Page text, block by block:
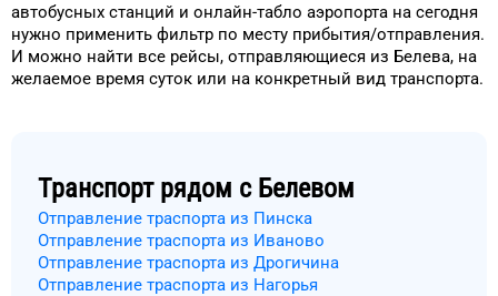
автобусных станций и онлайн-табло аэропорта на сегодня
нужно применить фильтр по месту прибытия/отправления.
И можно найти все рейсы, отправляющиеся из Белева, на
желаемое время суток или на конкретный вид транспорта.
Транспорт рядом с Белевом
Отправление траспорта из Пинска
Отправление траспорта из Иваново
Отправление траспорта из Дрогичина
Отправление траспорта из Нагорья